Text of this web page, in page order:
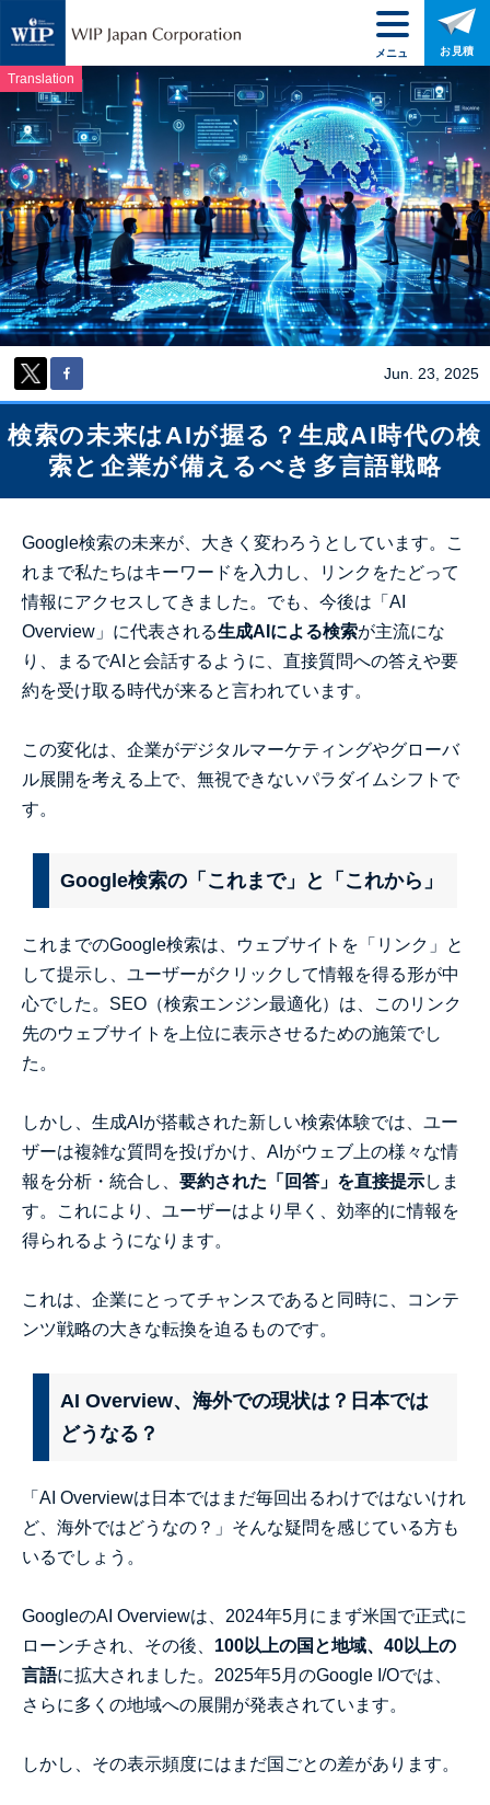
Translation
Jun. 23, 2025
検索の未来はAIが握る？生成AI時代の検
索と企業が備えるべき多言語戦略
Google検索の未来が、大きく変わろうとしています。こ
れまで私たちはキーワードを入力し、リンクをたどって
情報にアクセスしてきました。でも、今後は「AI
Overview」に代表される生成AIによる検索が主流にな
り、まるでAIと会話するように、直接質問への答えや要
約を受け取る時代が来ると言われています。
この変化は、企業がデジタルマーケティングやグローバ
ル展開を考える上で、無視できないパラダイムシフトで
す。
Google検索の「これまで」と「これから」
これまでのGoogle検索は、ウェブサイトを「リンク」と
して提示し、ユーザーがクリックして情報を得る形が中
心でした。SEO（検索エンジン最適化）は、このリンク
先のウェブサイトを上位に表示させるための施策でし
た。
しかし、生成AIが搭載された新しい検索体験では、ユー
ザーは複雑な質問を投げかけ、AIがウェブ上の様々な情
報を分析・統合し、 要約された「回答」を直接提示しま
す。これにより、ユーザーはより早く、効率的に情報を
得られるようになります。
これは、企業にとってチャンスであると同時に、コンテ
ンツ戦略の大きな転換を迫るものです。
AI Overview、海外での現状は？日本では
どうなる？
「AI Overviewは日本ではまだ毎回出るわけではないけれ
ど、海外ではどうなの？」そんな疑問を感じている方も
いるでしょう。
GoogleのAI Overviewは、2024年5月にまず米国で正式に
ローンチされ、その後、 100以上の国と地域、40以上の
言語に拡大されました。2025年5月のGoogle I/Oでは、
さらに多くの地域への展開が発表されています。
しかし、その表示頻度にはまだ国ごとの差があります。
メニュ
ー
お見積